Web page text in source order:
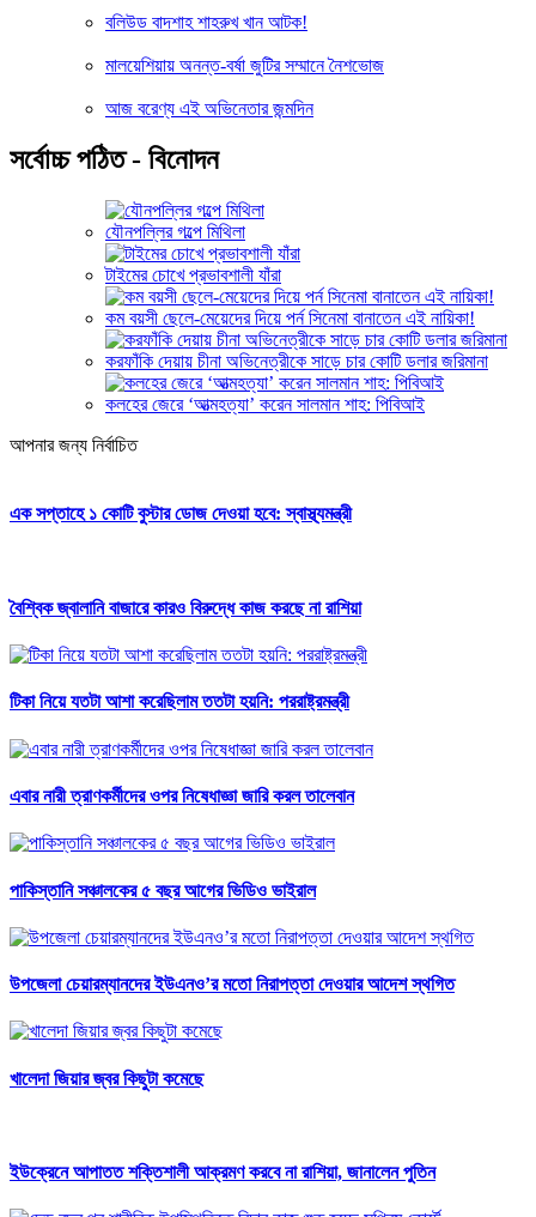
বলিউড বাদশাহ শাহরুখ খান আটক!
মালয়েশিয়ায় অনন্ত-বর্ষা জুটির সম্মানে নৈশভোজ
আজ বরেণ্য এই অভিনেতার জন্মদিন
সর্বোচ্চ পঠিত - বিনোদন
যৌনপল্লির গল্পে মিথিলা
টাইমের চোখে প্রভাবশালী যাঁরা
কম বয়সী ছেলে-মেয়েদের দিয়ে পর্ন সিনেমা বানাতেন এই নায়িকা!
করফাঁকি দেয়ায় চীনা অভিনেত্রীকে সাড়ে চার কোটি ডলার জরিমানা
কলহের জেরে ‘আত্মহত্যা’ করেন সালমান শাহ: পিবিআই
আপনার জন্য নির্বাচিত
এক সপ্তাহে ১ কোটি বুস্টার ডোজ দেওয়া হবে: স্বাস্থ্যমন্ত্রী
বৈশ্বিক জ্বালানি বাজারে কারও বিরুদ্ধে কাজ করছে না রাশিয়া
টিকা নিয়ে যতটা আশা করেছিলাম ততটা হয়নি: পররাষ্ট্রমন্ত্রী
এবার নারী ত্রাণকর্মীদের ওপর নিষেধাজ্ঞা জারি করল তালেবান
পাকিস্তানি সঞ্চালকের ৫ বছর আগের ভিডিও ভাইরাল
উপজেলা চেয়ারম্যানদের ইউএনও’র মতো নিরাপত্তা দেওয়ার আদেশ স্থগিত
খালেদা জিয়ার জ্বর কিছুটা কমেছে
ইউক্রেনে আপাতত শক্তিশালী আক্রমণ করবে না রাশিয়া, জানালেন পুতিন